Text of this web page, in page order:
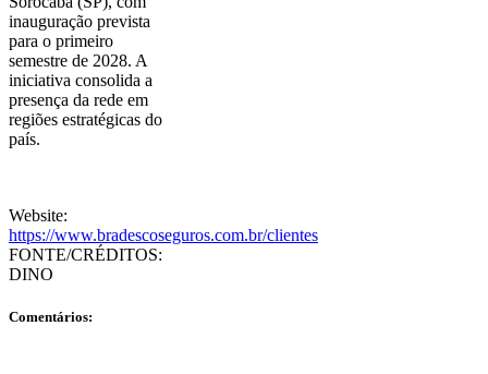
inauguração prevista
para o primeiro
semestre de 2028. A
iniciativa consolida a
presença da rede em
regiões estratégicas do
país.
Website:
https://www.bradescoseguros.com.br/clientes
FONTE/CRÉDITOS:
DINO
Comentários: